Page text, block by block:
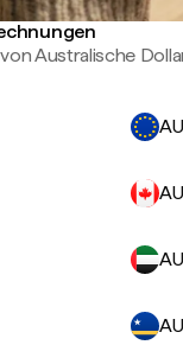
Australische